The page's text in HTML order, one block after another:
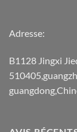
Adresse:
B1128 Jingxi